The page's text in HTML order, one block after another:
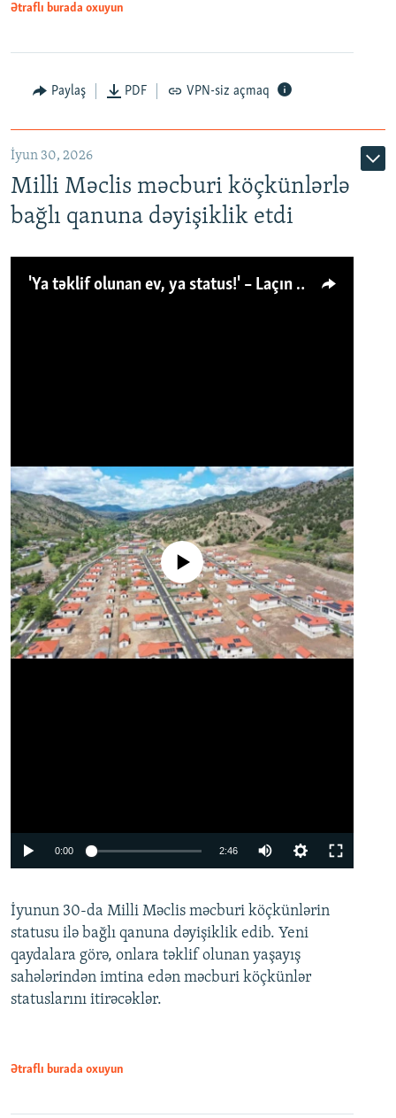
Ətraflı burada oxuyun
Paylaş PDF VPN-siz açmaq
İyun 30, 2026
Milli Məclis məcburi köçkünlərlə
bağlı qanuna dəyişiklik etdi
'Ya təklif olunan ev, ya status!' – Laçın köçkünü: 'Laçından başqa heç hara!'
No media source currently available
0:00 2:46
360p
480p
720p
İyunun 30-da Milli Məclis məcburi köçkünlərin
statusu ilə bağlı qanuna dəyişiklik edib. Yeni
qaydalara görə, onlara təklif olunan yaşayış
sahələrindən imtina edən məcburi köçkünlər
statuslarını itirəcəklər.
Ətraflı burada oxuyun